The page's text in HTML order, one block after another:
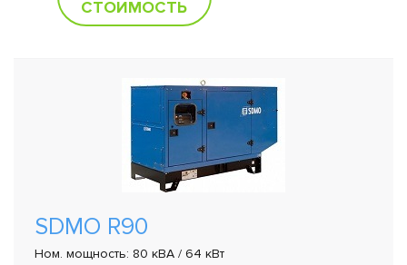
СТОИМОСТЬ
SDMO R90
Ном. мощность: 80 кВА / 64 кВт